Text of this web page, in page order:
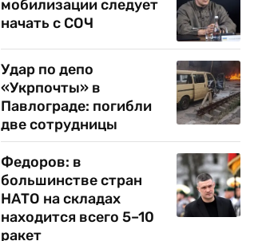
мобилизации следует
начать с СОЧ
Удар по депо
«Укрпочты» в
Павлограде: погибли
две сотрудницы
Федоров: в
большинстве стран
НАТО на складах
находится всего 5–10
ракет